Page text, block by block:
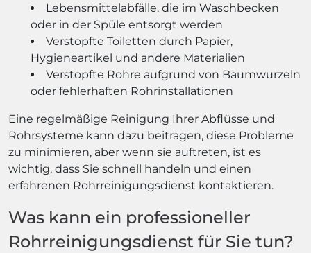
Lebensmittelabfälle, die im Waschbecken
oder in der Spüle entsorgt werden
Verstopfte Toiletten durch Papier,
Hygieneartikel und andere Materialien
Verstopfte Rohre aufgrund von Baumwurzeln
oder fehlerhaften Rohrinstallationen
Eine regelmäßige Reinigung Ihrer Abflüsse und
Rohrsysteme kann dazu beitragen, diese Probleme
zu minimieren, aber wenn sie auftreten, ist es
wichtig, dass Sie schnell handeln und einen
erfahrenen Rohrreinigungsdienst kontaktieren.
Was kann ein professioneller
Rohrreinigungsdienst für Sie tun?